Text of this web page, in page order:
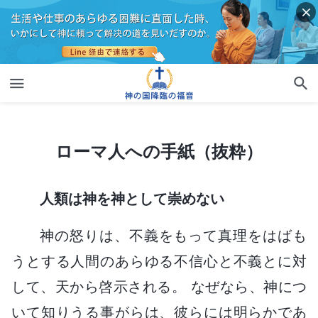
ローマ人への手紙（抜粋）
人類は神を神として崇めない
神の怒りは、不義をもって真理をはばも
うとする人間のあらゆる不信心と不義とに対
して、天から啓示される。 なぜなら、神につ
いて知りうる事がらは、彼らには明らかであ